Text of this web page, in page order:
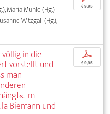
Maria Muhle (Hg.),
Witzgall (Hg.),
€ 9,95
völlig in die
vorstellt und
man
Im
Biemann und
p
€ 9,95